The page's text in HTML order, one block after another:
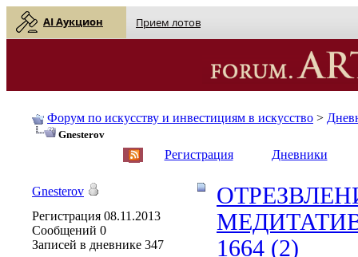
AI Аукцион Прием лотов
Форум по искусству и инвестициям в искусство >
Gnesterov
Регистрация Дневники
1664 (2)
Gnesterov
Регистрация 08.11.2013
Сообщений 0
Записей в дневнике 347